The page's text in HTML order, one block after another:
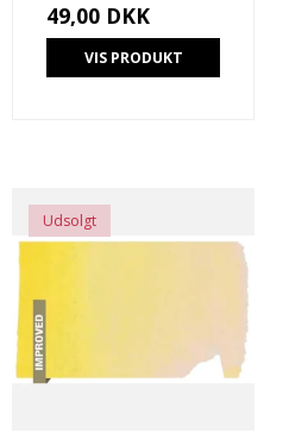
49,00 DKK
VIS PRODUKT
Udsolgt